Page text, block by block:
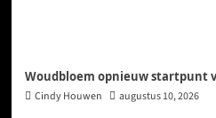
Woudbloem opnieuw startpunt
Cindy Houwen augustus 10, 2026